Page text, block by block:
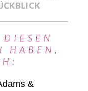
HABEN,
&